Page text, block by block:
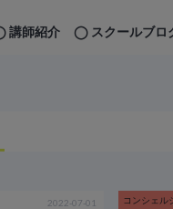
スクールブロ
講師紹介
2022-07-01 コンシェル